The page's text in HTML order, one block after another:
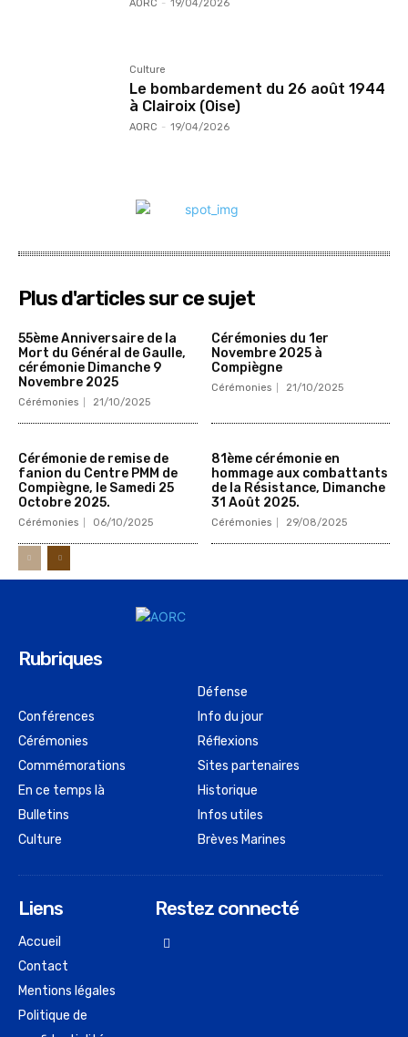
AORC - 19/04/2026
Culture
Le bombardement du 26 août 1944
à Clairoix (Oise)
AORC - 19/04/2026
Plus d'articles sur ce sujet
55ème Anniversaire de la
Mort du Général de Gaulle,
cérémonie Dimanche 9
Novembre 2025
Cérémonies 21/10/2025
Cérémonies du 1er
Novembre 2025 à
Compiègne
Cérémonies 21/10/2025
Cérémonie de remise de
fanion du Centre PMM de
Compiègne, le Samedi 25
Octobre 2025.
Cérémonies 06/10/2025
81ème cérémonie en
hommage aux combattants
de la Résistance, Dimanche
31 Août 2025.
Cérémonies 29/08/2025
Rubriques
Conférences
Cérémonies
Commémorations
En ce temps là
Bulletins
Culture
Défense
Info du jour
Réflexions
Sites partenaires
Historique
Infos utiles
Brèves Marines
Liens
Accueil
Contact
Mentions légales
Politique de
Restez connecté